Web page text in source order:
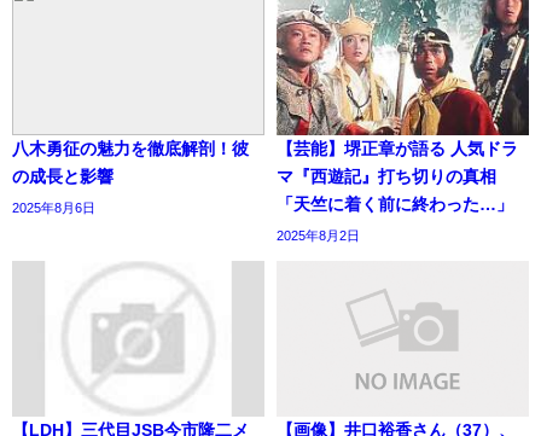
八木勇征の魅力を徹底解剖！彼
の成長と影響
2025年8月6日
【芸能】堺正章が語る 人気ドラ
マ『西遊記』打ち切りの真相
「天竺に着く前に終わった…」
2025年8月2日
【LDH】三代目JSB今市隆二メ 【画像】井口裕香さん（37）、